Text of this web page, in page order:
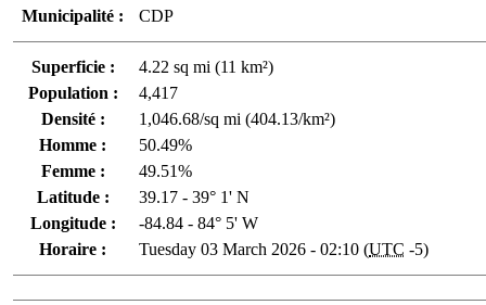
Municipalité :
CDP
Superficie :
4.22 sq mi (11 km²)
Population :
4,417
Densité :
1,046.68/sq mi (404.13/km²)
Homme :
50.49%
Femme :
49.51%
Latitude :
39.17 - 39° 1' N
Longitude :
-84.84 - 84° 5' W
Horaire :
Tuesday 03 March 2026 - 02:10 (UTC -5)